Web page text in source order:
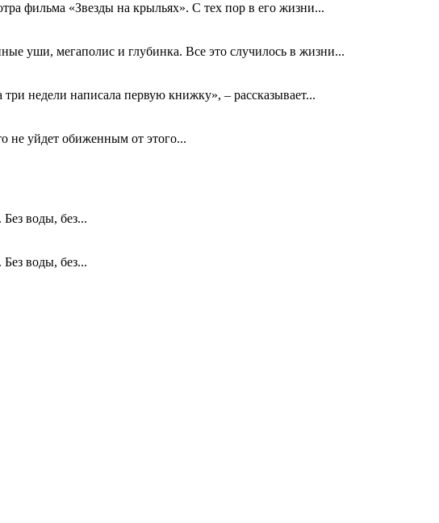
фильма «Звезды на крыльях». С тех пор в его жизни...
уши, мегаполис и глубинка. Все это случилось в жизни...
недели написала первую книжку», – рассказывает...
не уйдет обиженным от этого...
воды, без...
воды, без...